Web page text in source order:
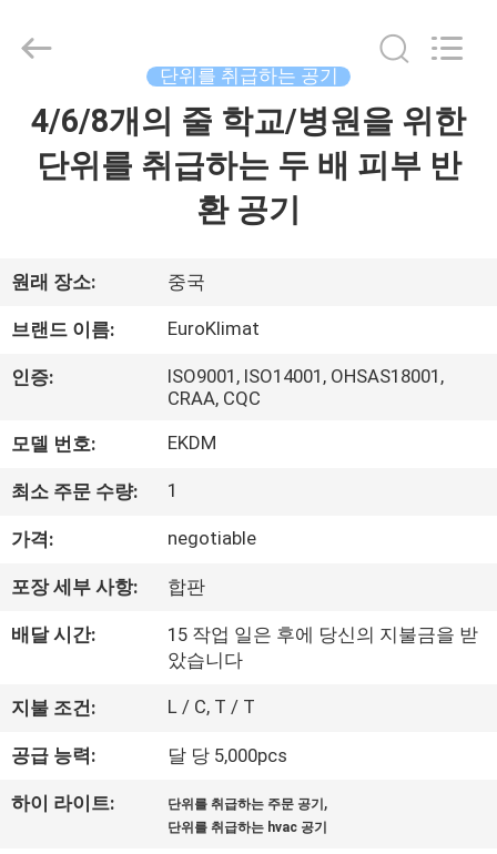
집
회
사
개
공
장
견
품
질
Copyright
Guangdong
EuroKlimat
Conditioning
Refrigeration
단위를 취급하는 공기
4/6/8개의 줄 학교/병원을 위한
단위를 취급하는 두 배 피부 반
환 공기
원래 장소: 중국
브랜드 이름: EuroKlimat
인증:
ISO9001, ISO14001, OHSAS18001,
CRAA, CQC
모델 번호: EKDM
최소 주문 수량: 1
가격: negotiable
포장 세부 사항: 합판
배달 시간:
15 작업 일은 후에 당신의 지불금을 받
았습니다
지불 조건: L / C, T / T
공급 능력: 달 당 5,000pcs
하이 라이트: 단위를 취급하는 주문 공기 ,
단위를 취급하는 hvac 공기